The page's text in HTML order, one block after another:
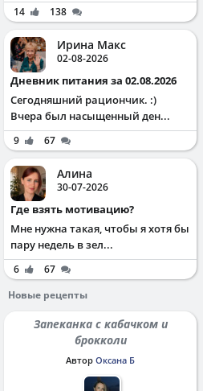
14 138
Ирина Макс
02-08-2026
Дневник питания за 02.08.2026
Сегодняшний рациончик. :)
Вчера был насыщенный ден...
9 67
Алина
30-07-2026
Где взять мотивацию?
Мне нужна такая, чтобы я хотя бы
пару недель в зел...
6
67
Новые рецепты
Запеканка с кабачком и
брокколи
Автор Оксана Б